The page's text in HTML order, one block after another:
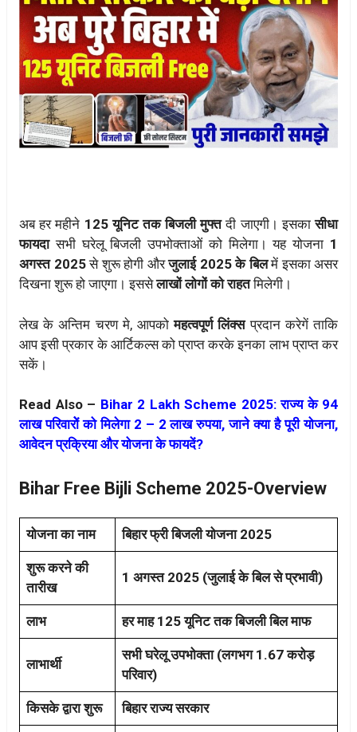
अब हर महीने 125 यूनिट तक बिजली मुफ्तदी जाएगी। इसकासीधा
फायदासभी घरेलू बिजली उपभोक्ताओं को मिलेगा। यह योजना 1
अगस्त 2025से शुरू होगी औरजुलाई 2025 के बिलमें इसका असर
दिखना शुरू हो जाएगा। इससेलाखों लोगों को राहतमिलेगी।
लेख के अन्तिम चरण मे, आपकोमहत्वपूर्ण लिंक्सप्रदान करेगें ताकि
आप इसी प्रकार के आर्टिकल्स को प्राप्त करके इनका लाभ प्राप्त कर
सकें।
Read Also – Bihar 2 Lakh Scheme 2025: राज्य के 94
लाख परिवारोें को मिलेगा 2 – 2 लाख रुपया, जाने क्या है पूरी योजना,
आवेदन प्रक्रिया और योजना के फायदें?
Bihar Free Bijli Scheme 2025-Overview
योजना का नाम बिहार फ्री बिजली योजना 2025
शुरू करने की
तारीख
1 अगस्त 2025 (जुलाई के बिल से प्रभावी)
लाभ हर माह 125 यूनिट तक बिजली बिल माफ
लाभार्थी
सभी घरेलू उपभोक्ता (लगभग 1.67 करोड़
परिवार)
किसके द्वारा शुरू बिहार राज्य सरकार